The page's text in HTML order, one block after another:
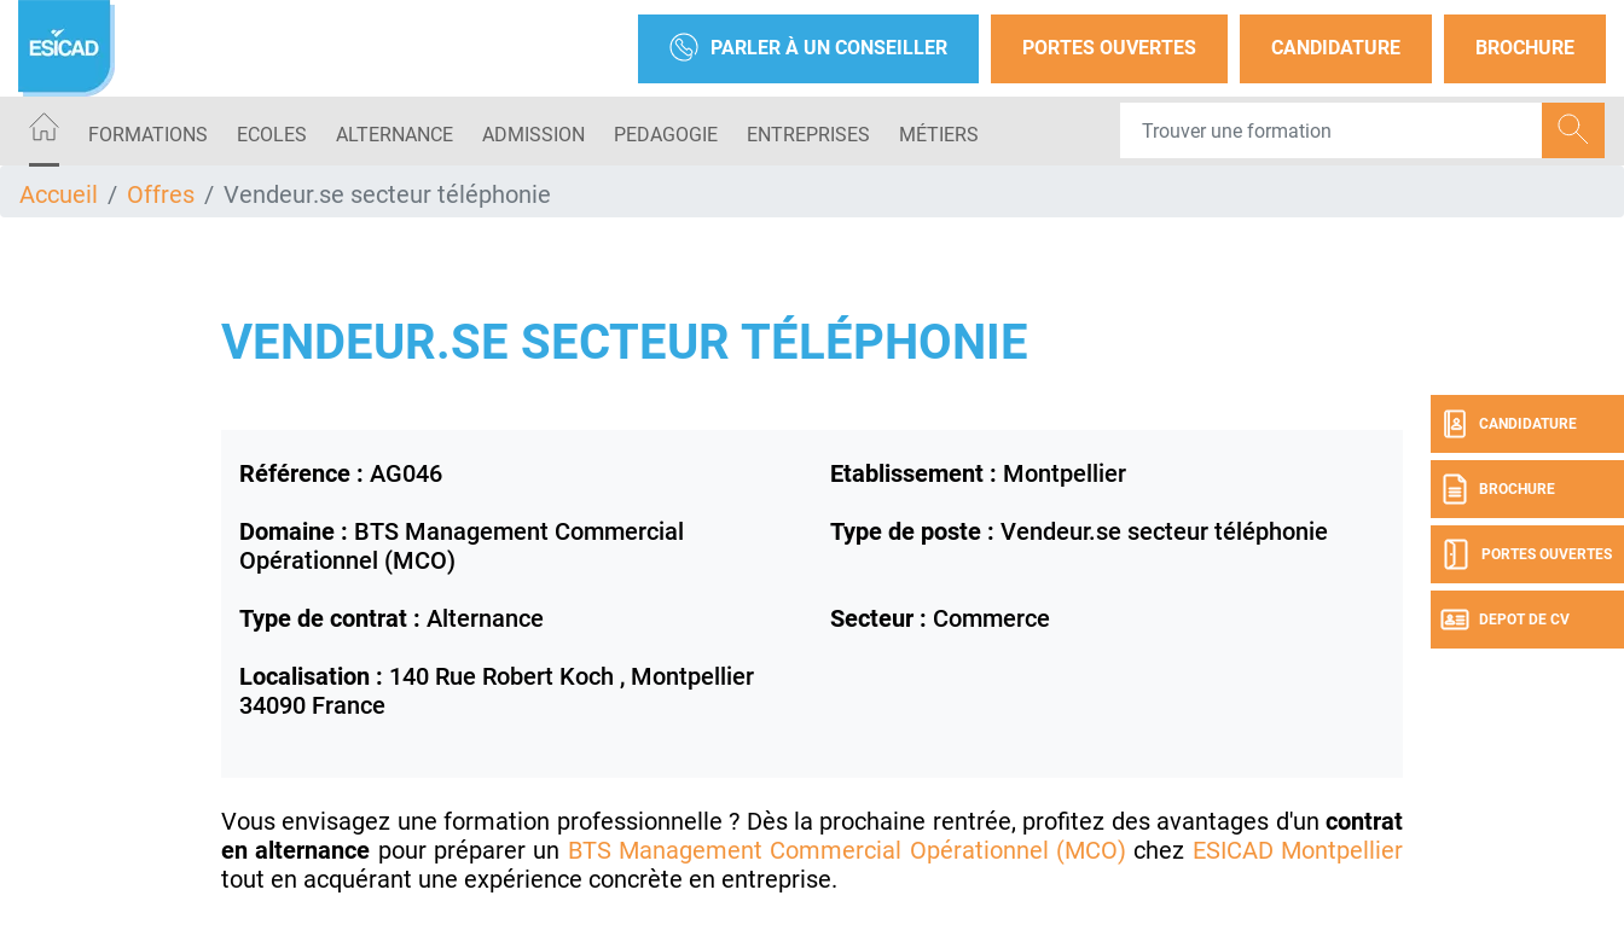
contenu
PARLER À UN CONSEILLER PORTES OUVERTES CANDIDATURE BROCHURE
FORMATIONS ECOLES ALTERNANCE ADMISSION PEDAGOGIE ENTREPRISES MÉTIERS
CANDIDATURE
BROCHURE
PORTES OUVERTES
DEPOT DE CV
Accueil Offres Vendeur.se secteur téléphonie
VENDEUR.SE SECTEUR TÉLÉPHONIE
Référence : AG046 Etablissement : Montpellier
Domaine : BTS Management Commercial
Opérationnel (MCO)
Type de poste : Vendeur.se secteur téléphonie
Type de contrat : Alternance Secteur : Commerce
Localisation : 140 Rue Robert Koch , Montpellier
34090 France
Vous envisagez une formation professionnelle ? Dès la prochaine rentrée, profitez des avantages d'un contrat
en alternance pour préparer un BTS Management Commercial Opérationnel (MCO) chez ESICAD Montpellier
tout en acquérant une expérience concrète en entreprise.